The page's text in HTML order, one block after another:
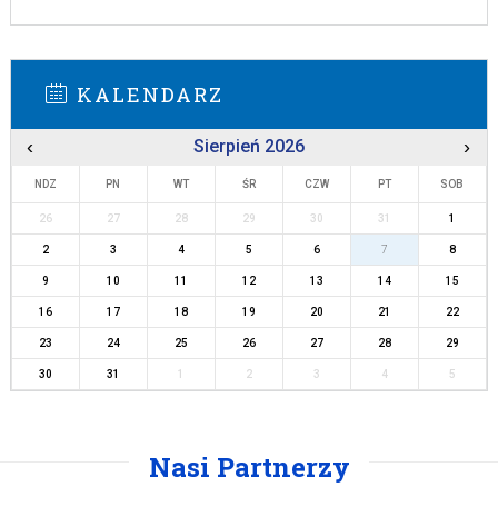
KALENDARZ
‹ Sierpień 2026 ›
NDZ PN WT ŚR CZW PT SOB
26 27 28 29 30 31 1
2 3 4 5 6 7 8
9 10 11 12 13 14 15
16 17 18 19 20 21 22
23 24 25 26 27 28 29
30 31 2 3 4 5
Nasi Partnerzy